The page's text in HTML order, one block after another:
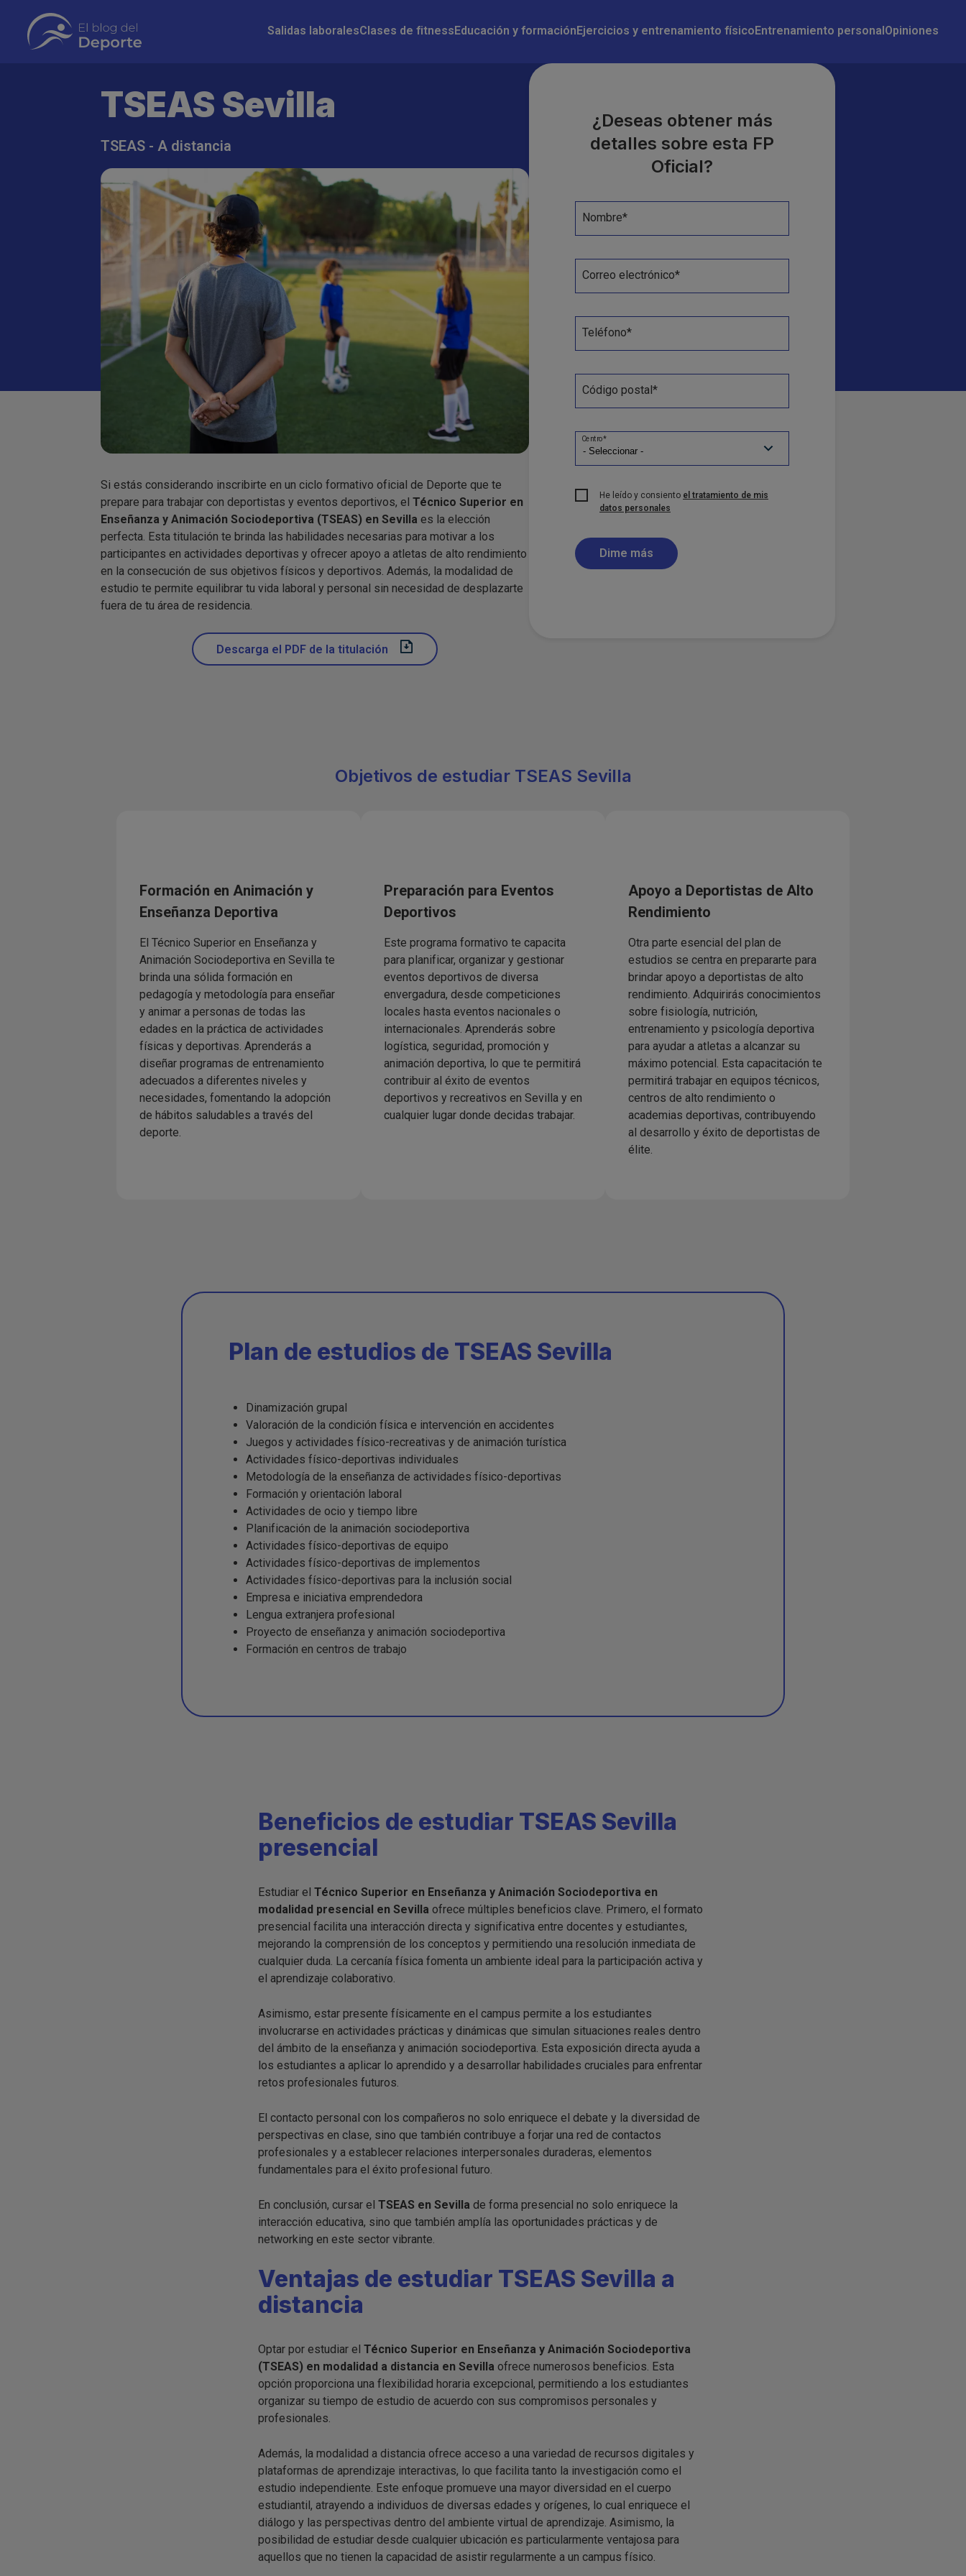
contenido
principal
Salidas laboralesClases de fitnessEducación y formaciónEjercicios y entrenamiento físicoEntrenamiento personalOpiniones
TSEAS Sevilla
TSEAS - A distancia
Si estás considerando inscribirte en un ciclo formativo oficial de Deporte que te
prepare para trabajar con deportistas y eventos deportivos, el Técnico Superior en
Enseñanza y Animación Sociodeportiva (TSEAS) en Sevilla es la elección
perfecta. Esta titulación te brinda las habilidades necesarias para motivar a los
participantes en actividades deportivas y ofrecer apoyo a atletas de alto rendimiento
en la consecución de sus objetivos físicos y deportivos. Además, la modalidad de
estudio te permite equilibrar tu vida laboral y personal sin necesidad de desplazarte
fuera de tu área de residencia.
Descarga el PDF de la titulación
¿Deseas obtener más
detalles sobre esta FP
Oficial?
Nombre*
Correo electrónico*
Teléfono*
Código postal*
Centro*
He leído y consiento el tratamiento de mis
datos personales
Objetivos de estudiar TSEAS Sevilla
Formación en Animación y
Enseñanza Deportiva
El Técnico Superior en Enseñanza y
Animación Sociodeportiva en Sevilla te
brinda una sólida formación en
pedagogía y metodología para enseñar
y animar a personas de todas las
edades en la práctica de actividades
físicas y deportivas. Aprenderás a
diseñar programas de entrenamiento
adecuados a diferentes niveles y
necesidades, fomentando la adopción
de hábitos saludables a través del
deporte.
Preparación para Eventos
Deportivos
Este programa formativo te capacita
para planificar, organizar y gestionar
eventos deportivos de diversa
envergadura, desde competiciones
locales hasta eventos nacionales o
internacionales. Aprenderás sobre
logística, seguridad, promoción y
animación deportiva, lo que te permitirá
contribuir al éxito de eventos
deportivos y recreativos en Sevilla y en
cualquier lugar donde decidas trabajar.
Apoyo a Deportistas de Alto
Rendimiento
Otra parte esencial del plan de
estudios se centra en prepararte para
brindar apoyo a deportistas de alto
rendimiento. Adquirirás conocimientos
sobre fisiología, nutrición,
entrenamiento y psicología deportiva
para ayudar a atletas a alcanzar su
máximo potencial. Esta capacitación te
permitirá trabajar en equipos técnicos,
centros de alto rendimiento o
academias deportivas, contribuyendo
al desarrollo y éxito de deportistas de
élite.
Plan de estudios de TSEAS Sevilla
Dinamización grupal
Valoración de la condición física e intervención en accidentes
Juegos y actividades físico-recreativas y de animación turística
Actividades físico-deportivas individuales
Metodología de la enseñanza de actividades físico-deportivas
Formación y orientación laboral
Actividades de ocio y tiempo libre
Planificación de la animación sociodeportiva
Actividades físico-deportivas de equipo
Actividades físico-deportivas de implementos
Actividades físico-deportivas para la inclusión social
Empresa e iniciativa emprendedora
Lengua extranjera profesional
Proyecto de enseñanza y animación sociodeportiva
Formación en centros de trabajo
Beneficios de estudiar TSEAS Sevilla
presencial
Estudiar el Técnico Superior en Enseñanza y Animación Sociodeportiva en
modalidad presencial en Sevilla ofrece múltiples beneficios clave. Primero, el formato
presencial facilita una interacción directa y significativa entre docentes y estudiantes,
mejorando la comprensión de los conceptos y permitiendo una resolución inmediata de
cualquier duda. La cercanía física fomenta un ambiente ideal para la participación activa y
el aprendizaje colaborativo.
Asimismo, estar presente físicamente en el campus permite a los estudiantes
involucrarse en actividades prácticas y dinámicas que simulan situaciones reales dentro
del ámbito de la enseñanza y animación sociodeportiva. Esta exposición directa ayuda a
los estudiantes a aplicar lo aprendido y a desarrollar habilidades cruciales para enfrentar
retos profesionales futuros.
El contacto personal con los compañeros no solo enriquece el debate y la diversidad de
perspectivas en clase, sino que también contribuye a forjar una red de contactos
profesionales y a establecer relaciones interpersonales duraderas, elementos
fundamentales para el éxito profesional futuro.
En conclusión, cursar el TSEAS en Sevilla de forma presencial no solo enriquece la
interacción educativa, sino que también amplía las oportunidades prácticas y de
networking en este sector vibrante.
Ventajas de estudiar TSEAS Sevilla a
distancia
Optar por estudiar el Técnico Superior en Enseñanza y Animación Sociodeportiva
(TSEAS) en modalidad a distancia en Sevilla ofrece numerosos beneficios. Esta
opción proporciona una flexibilidad horaria excepcional, permitiendo a los estudiantes
organizar su tiempo de estudio de acuerdo con sus compromisos personales y
profesionales.
Además, la modalidad a distancia ofrece acceso a una variedad de recursos digitales y
plataformas de aprendizaje interactivas, lo que facilita tanto la investigación como el
estudio independiente. Este enfoque promueve una mayor diversidad en el cuerpo
estudiantil, atrayendo a individuos de diversas edades y orígenes, lo cual enriquece el
diálogo y las perspectivas dentro del ambiente virtual de aprendizaje. Asimismo, la
posibilidad de estudiar desde cualquier ubicación es particularmente ventajosa para
aquellos que no tienen la capacidad de asistir regularmente a un campus físico.